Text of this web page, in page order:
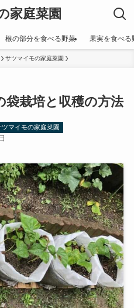
家庭菜園
根の部分を食べる野菜 果実を食べる
サツマイモの家庭菜園
袋栽培と収穫の方法
ツマイモの家庭菜園